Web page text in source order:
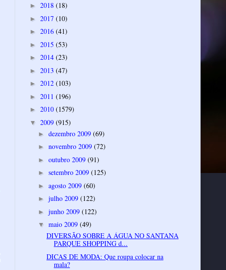
► 2018 (18)
► 2017 (10)
► 2016 (41)
► 2015 (53)
► 2014 (23)
► 2013 (47)
► 2012 (103)
► 2011 (196)
► 2010 (1579)
▼ 2009 (915)
► dezembro 2009 (69)
► novembro 2009 (72)
► outubro 2009 (91)
► setembro 2009 (125)
► agosto 2009 (60)
► julho 2009 (122)
► junho 2009 (122)
▼ maio 2009 (49)
DIVERSÃO SOBRE A ÁGUA NO SANTANA
PARQUE SHOPPING d...
DICAS DE MODA: Que roupa colocar na
mala?